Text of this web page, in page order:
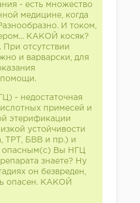
- есть множество
медицине, когда
И током,
КАКОЙ косяк?
При отсутствии
и варварски, для
- недостаточная
примесей и
этерификации
устойчивости
ТРТ, БВВ и пр.) и
опасным(с) Вы НГЦ
знаете? Ну
он безвреден,
опасен. КАКОЙ